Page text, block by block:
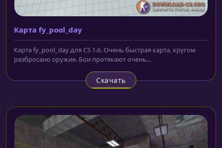
Карта fy_pool_day
Карта fy_pool_day для CS 1.6. Очень быстрая карта, кругом
разбросано оружие. Бои протекают очень...
Скачать